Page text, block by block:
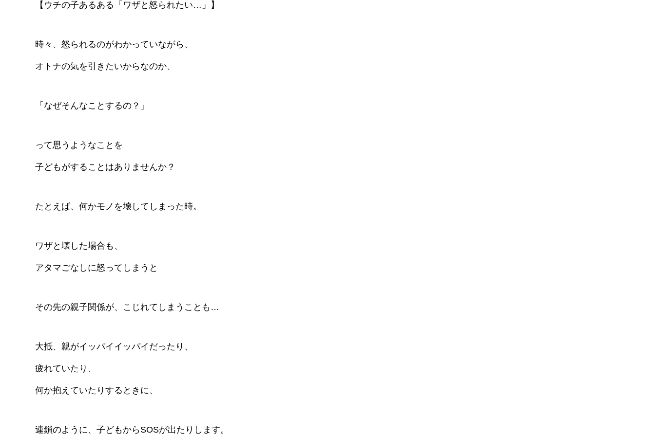
【ウチの子あるある「ワザと怒られたい…」】
時々、怒られるのがわかっていながら、
オトナの気を引きたいからなのか、
「なぜそんなことするの？」
って思うようなことを
子どもがすることはありませんか？
たとえば、何かモノを壊してしまった時。
ワザと壊した場合も、
アタマごなしに怒ってしまうと
その先の親子関係が、こじれてしまうことも…
大抵、親がイッパイイッパイだったり、
疲れていたり、
何か抱えていたりするときに、
連鎖のように、子どもからSOSが出たりします。